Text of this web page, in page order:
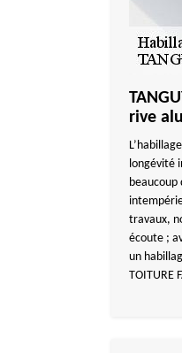
rive
longévité
beaucoup
travaux,
écoute ;
un
TOITURE